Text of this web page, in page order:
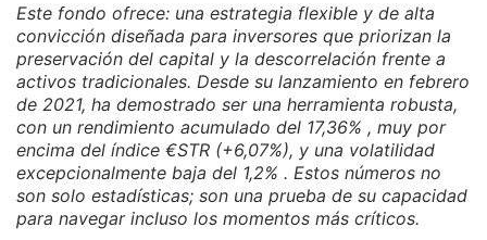
Este fondo ofrece: una estrategia flexible y de alta
convicción diseñada para inversores que priorizan la
preservación del capital y la descorrelación frente a
activos tradicionales. Desde su lanzamiento en febrero
de 2021, ha demostrado ser una herramienta robusta,
con un rendimiento acumulado del 17,36% , muy por
encima del índice €STR (+6,07%), y una volatilidad
excepcionalmente baja del 1,2% . Estos números no
son solo estadísticas; son una prueba de su capacidad
para navegar incluso los momentos más críticos.